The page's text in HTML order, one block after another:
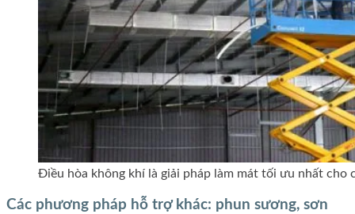
Điều hòa không khí là giải pháp làm mát tối ưu nhất cho
Các phương pháp hỗ trợ khác: phun sương, sơn